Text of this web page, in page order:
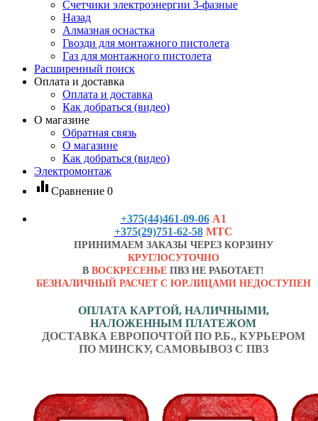
Счетчики электроэнергии 3-фазные
Назад
Алмазная оснастка
Гвозди для монтажного пистолета
Газ для монтажного пистолета
Расширенный поиск
Оплата и доставка
Оплата и доставка
Как добраться (видео)
О магазине
Обратная связь
О магазине
Как добраться (видео)
Электромонтаж
equalizer Сравнение 0
+375(44)461-09-06 А1
+375(29)751-62-58 МТС
ПРИНИМАЕМ ЗАКАЗЫ ЧЕРЕЗ КОРЗИНУ
КРУГЛОСУТОЧНО
В ВОСКРЕСЕНЬЕ ПВЗ НЕ РАБОТАЕТ!
БЕЗНАЛИЧНЫЙ РАСЧЕТ С ЮР.ЛИЦАМИ НЕДОСТУПЕН
ОПЛАТА КАРТОЙ, НАЛИЧНЫМИ,
НАЛОЖЕННЫМ ПЛАТЕЖОМ
ДОСТАВКА ЕВРОПОЧТОЙ ПО Р.Б., КУРЬЕРОМ
ПО МИНСКУ, САМОВЫВОЗ С ПВЗ